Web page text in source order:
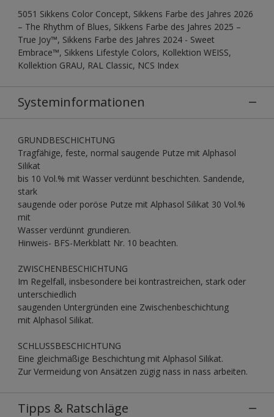
5051 Sikkens Color Concept, Sikkens Farbe des Jahres 2026
– The Rhythm of Blues, Sikkens Farbe des Jahres 2025 –
True Joy™, Sikkens Farbe des Jahres 2024 - Sweet
Embrace™, Sikkens Lifestyle Colors, Kollektion WEISS,
Kollektion GRAU, RAL Classic, NCS Index
Systeminformationen
GRUNDBESCHICHTUNG
Tragfähige, feste, normal saugende Putze mit Alphasol
Silikat
bis 10 Vol.% mit Wasser verdünnt beschichten. Sandende,
stark
saugende oder poröse Putze mit Alphasol Silikat 30 Vol.%
mit
Wasser verdünnt grundieren.
Hinweis- BFS-Merkblatt Nr. 10 beachten.
ZWISCHENBESCHICHTUNG
Im Regelfall, insbesondere bei kontrastreichen, stark oder
unterschiedlich
saugenden Untergründen eine Zwischenbeschichtung
mit Alphasol Silikat.
SCHLUSSBESCHICHTUNG
Eine gleichmäßige Beschichtung mit Alphasol Silikat.
Zur Vermeidung von Ansätzen zügig nass in nass arbeiten.
Tipps & Ratschläge